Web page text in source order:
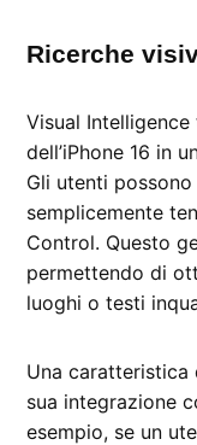
Ricerche
Visual
dell’iPhone 16 in
Gli utenti
semplicemente
Control. Questo
permettendo di
luoghi o testi
Una caratteristica
sua integrazione
esempio, se un